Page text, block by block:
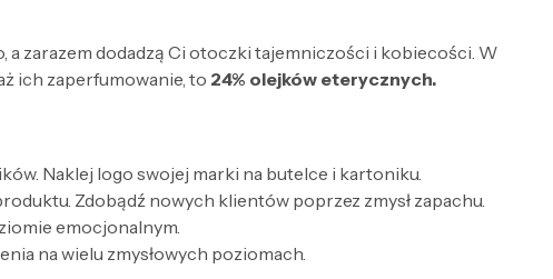
a zarazem dodadzą Ci otoczki tajemniczości i kobiecości. W
ich zaperfumowanie, to 24% olejków eterycznych.
Naklej logo swojej marki na butelce i kartoniku.
Zdobądź nowych klientów poprzez zmysł zapachu.
emocjonalnym.
na wielu zmysłowych poziomach.